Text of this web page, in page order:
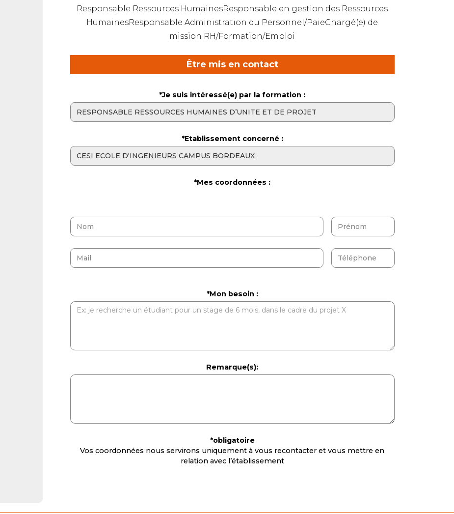
Responsable Ressources HumainesResponsable en gestion des Ressources
HumainesResponsable Administration du Personnel/PaieChargé(e) de
mission RH/Formation/Emploi
Être mis en contact
*Je suis intéressé(e) par la formation :
*Etablissement concerné :
*Mes coordonnées :
*Mon besoin :
Remarque(s):
*obligatoire
Vos coordonnées nous servirons uniquement à vous recontacter et vous mettre en
relation avec l’établissement